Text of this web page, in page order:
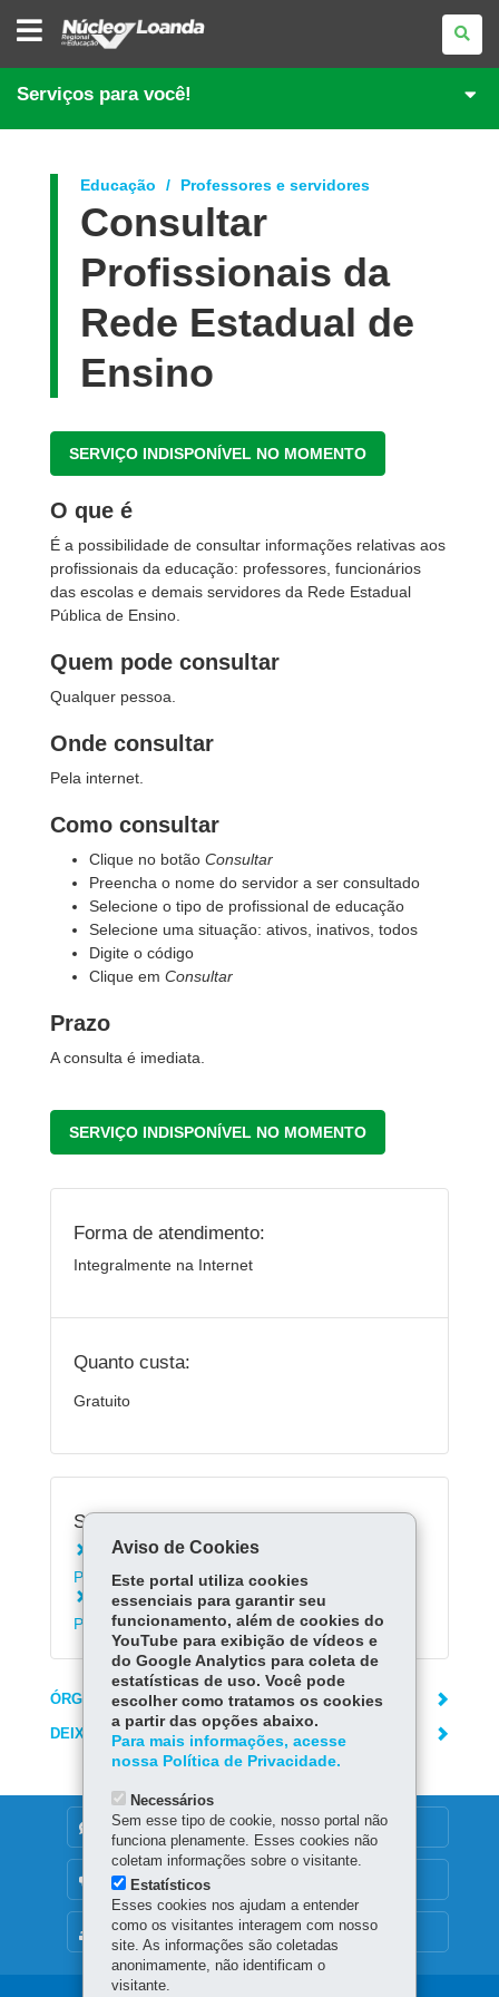
NÚCLEO
REGIONAL
EDUCAÇÃO
DE
LOANDA
Serviços para você!
Educação Professores e servidores
Consultar
Profissionais da
Rede Estadual de
Ensino
SERVIÇO INDISPONÍVEL NO MOMENTO
O que é
É a possibilidade de consultar informações relativas aos
profissionais da educação: professores, funcionários
das escolas e demais servidores da Rede Estadual
Pública de Ensino.
Quem pode consultar
Qualquer pessoa.
Onde consultar
Pela internet.
Como consultar
Clique no botão Consultar
Preencha o nome do servidor a ser consultado
Selecione o tipo de profissional de educação
Selecione uma situação: ativos, inativos, todos
Digite o código
Clique em Consultar
Prazo
A consulta é imediata.
SERVIÇO INDISPONÍVEL NO MOMENTO
Forma de atendimento:
Integralmente na Internet
Quanto custa:
Gratuito
Serviços Relacionados:
Instalar o aplicativo Escola Paraná - Alunos e
Pais
Consultar Informações de RH para
Profissionais da Rede Estadual de Ensino
ÓRGÃO RESPONSÁVEL
DEIXE SUA OPINIÃO
MAPA DO SITE
DENUNCIE CORRUPÇÃO
OUVIDORIA
Aviso de Cookies
Este portal utiliza cookies
essenciais para garantir seu
funcionamento, além de cookies do
YouTube para exibição de vídeos e
do Google Analytics para coleta de
estatísticas de uso. Você pode
escolher como tratamos os cookies
a partir das opções abaixo.
Para mais informações, acesse
nossa Política de Privacidade.
Necessários
Sem esse tipo de cookie, nosso portal não
funciona plenamente. Esses cookies não
coletam informações sobre o visitante.
Estatísticos
Esses cookies nos ajudam a entender
como os visitantes interagem com nosso
site. As informações são coletadas
anonimamente, não identificam o
visitante.